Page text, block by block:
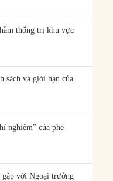
thống trị khu vực
sách và giới hạn của
nghiệm” của phe
gặp với Ngoại trưởng